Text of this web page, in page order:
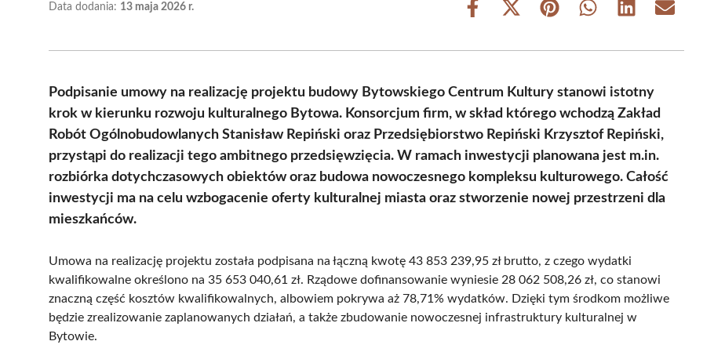
Data dodania: 13 maja 2026 r.
Share
Share
(Twitter)
Share Share Share Share
Podpisanie umowy na realizację projektu budowy Bytowskiego Centrum Kultury stanowi istotny
krok w kierunku rozwoju kulturalnego Bytowa. Konsorcjum firm, w skład którego wchodzą Zakład
Robót Ogólnobudowlanych Stanisław Repiński oraz Przedsiębiorstwo Repiński Krzysztof Repiński,
przystąpi do realizacji tego ambitnego przedsięwzięcia. W ramach inwestycji planowana jest m.in.
rozbiórka dotychczasowych obiektów oraz budowa nowoczesnego kompleksu kulturowego. Całość
inwestycji ma na celu wzbogacenie oferty kulturalnej miasta oraz stworzenie nowej przestrzeni dla
mieszkańców.
Umowa na realizację projektu została podpisana na łączną kwotę 43 853 239,95 zł brutto, z czego wydatki
kwalifikowalne określono na 35 653 040,61 zł. Rządowe dofinansowanie wyniesie 28 062 508,26 zł, co stanowi
znaczną część kosztów kwalifikowalnych, albowiem pokrywa aż 78,71% wydatków. Dzięki tym środkom możliwe
będzie zrealizowanie zaplanowanych działań, a także zbudowanie nowoczesnej infrastruktury kulturalnej w
Bytowie.